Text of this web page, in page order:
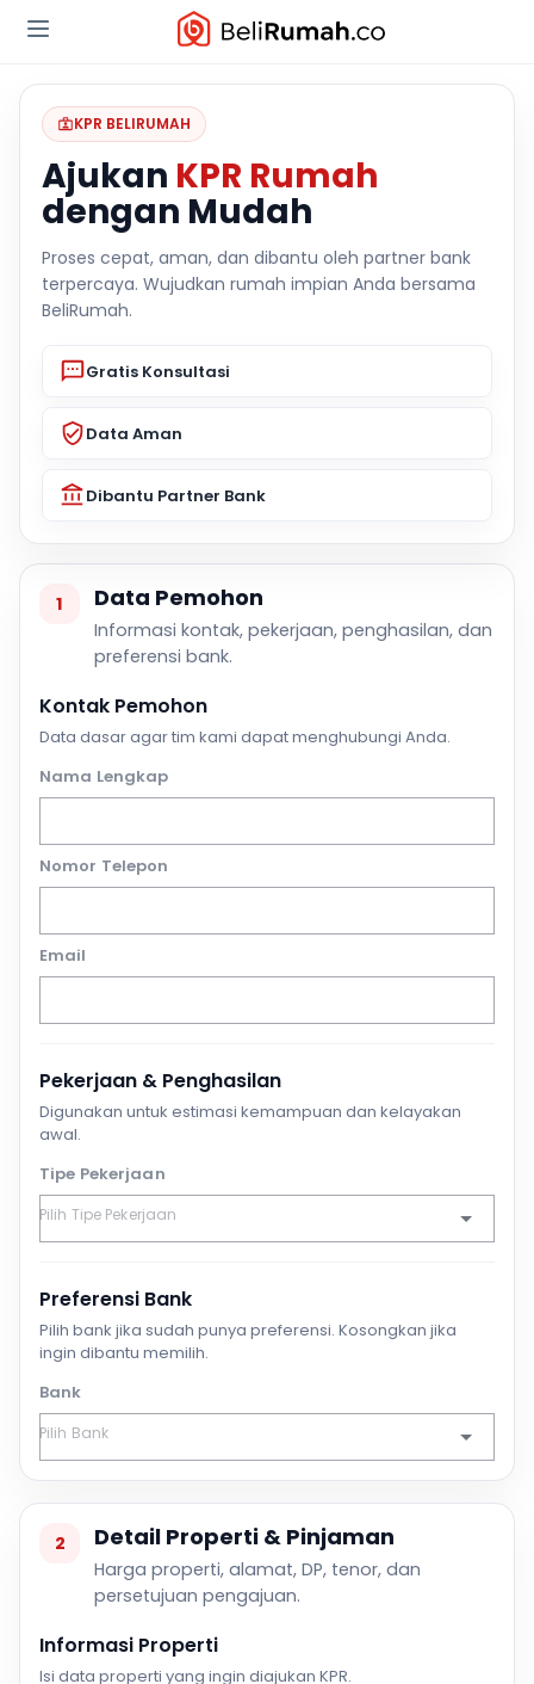
KPR BELIRUMAH
Ajukan KPR Rumah
dengan Mudah
Proses cepat, aman, dan dibantu oleh partner bank
terpercaya. Wujudkan rumah impian Anda bersama
BeliRumah.
Gratis Konsultasi
Data Aman
Dibantu Partner Bank
1 Data Pemohon
Informasi kontak, pekerjaan, penghasilan, dan
preferensi bank.
Kontak Pemohon
Data dasar agar tim kami dapat menghubungi Anda.
Nama Lengkap
Nomor Telepon
Email
Pekerjaan & Penghasilan
Digunakan untuk estimasi kemampuan dan kelayakan
awal.
Tipe Pekerjaan
Preferensi Bank
Pilih bank jika sudah punya preferensi. Kosongkan jika
ingin dibantu memilih.
Bank
2 Detail Properti & Pinjaman
Harga properti, alamat, DP, tenor, dan
persetujuan pengajuan.
Informasi Properti
Isi data properti yang ingin diajukan KPR.